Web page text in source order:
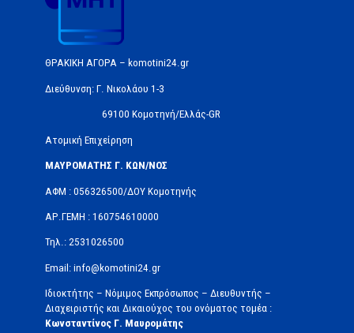
ΘΡΑΚΙΚΗ ΑΓΟΡΑ – komotini24.gr
Διεύθυνση: Γ. Νικολάου 1-3
69100 Κομοτηνή/Ελλάς-GR
Ατομική Επιχείρηση
ΜΑΥΡΟΜΑΤΗΣ Γ. ΚΩΝ/ΝΟΣ
ΑΦΜ : 056326500/ΔOΥ Κομοτηνής
ΑΡ.ΓΕΜΗ : 160754610000
Τηλ.: 2531026500
Email: info@komotini24.gr
Ιδιοκτήτης – Νόμιμος Εκπρόσωπος – Διευθυντής –
Διαχειριστής και Δικαιούχος του ονόματος τομέα :
Κωνσταντίνος Γ. Μαυρομάτης